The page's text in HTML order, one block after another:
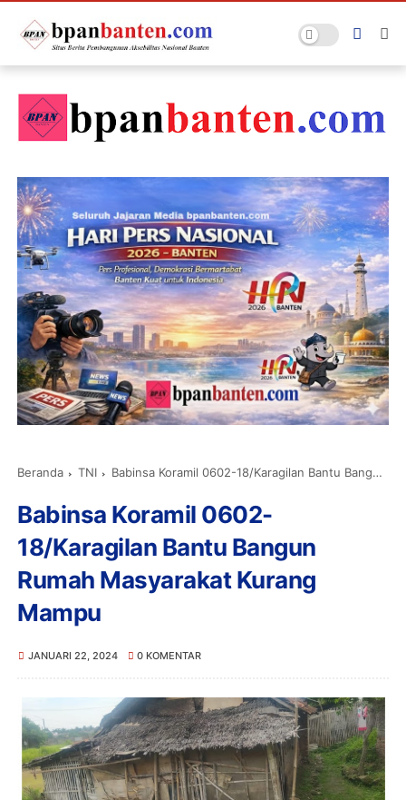
Beranda TNI Babinsa Koramil 0602-18/Karagilan Bantu Bangun Rumah Masyarakat Kurang Mampu
Babinsa Koramil 0602-
18/Karagilan Bantu Bangun
Rumah Masyarakat Kurang
Mampu
JANUARI 22, 2024 0 KOMENTAR